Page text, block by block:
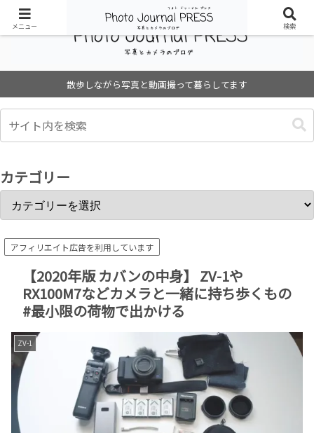
散歩しながら写真と動画撮って暮らしてます
カテゴリー
アフィリエイト広告を利用しています
【2020年版 カバンの中身】 ZV-1や
RX100M7などカメラと一緒に持ち歩くもの
#最小限の荷物で出かける
ZV-1
メニュー 検索